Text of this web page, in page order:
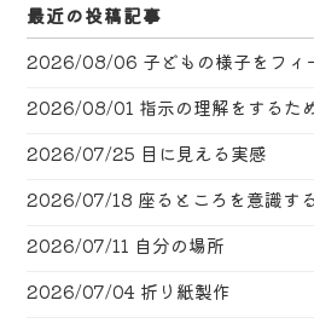
最近の投稿記事
2026/08/06 子どもの様子をフィ
2026/08/01 指示の理解をするた
2026/07/25 目に見える実感
2026/07/18 座るところを意識する
2026/07/11 自分の場所
2026/07/04 折り紙製作